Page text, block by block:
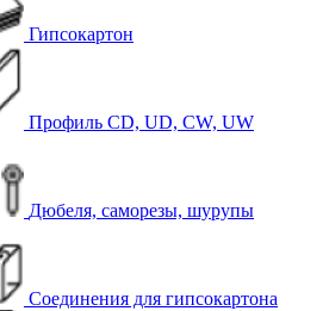
Гипсокартон
Профиль CD, UD, CW, UW
Дюбеля, саморезы, шурупы
Соединения для гипcокартона